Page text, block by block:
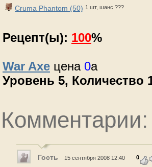
Cruma Phantom (50) 1 шт, шанс ???
Рецепт(ы): 100%
War Axe цена 0a
Уровень 5, Количество
Комментарии:
Гость 15 сентября 2008 12:40 0